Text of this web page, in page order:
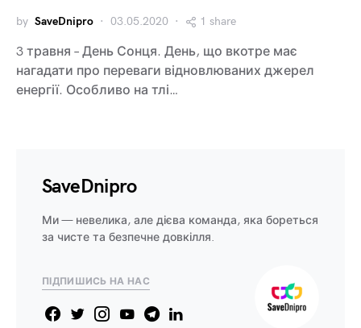
by SaveDnipro 03.05.2020 1 share
3 травня – День Сонця. День, що вкотре має
нагадати про переваги відновлюваних джерел
енергії. Особливо на тлі…
SaveDnipro
Ми — невелика, але дієва команда, яка бореться
за чисте та безпечне довкілля.
ПІДПИШИСЬ НА НАС